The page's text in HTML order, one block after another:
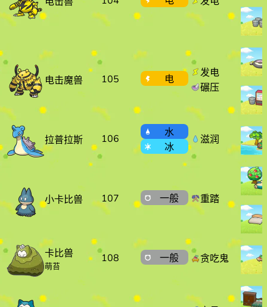
电击魔兽 105 电
发电
碾压
拉普拉斯 106
水
冰
滋润
小卡比兽 107 一般 重踏
卡比兽
萌苔
108 一般 贪吃鬼